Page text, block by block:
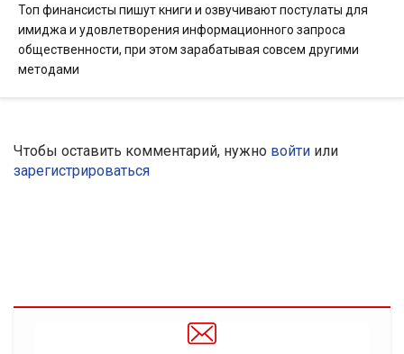
Топ финансисты пишут книги и озвучивают постулаты для
имиджа и удовлетворения информационного запроса
общественности, при этом зарабатывая совсем другими
методами
Чтобы оставить комментарий, нужно войти или
зарегистрироваться